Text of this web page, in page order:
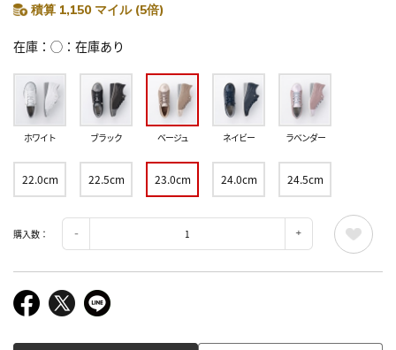
積算 1,150 マイル (5倍)
在庫 ◯：在庫あり
ホワイト ブラック ベージュ ネイビー ラベンダー
22.0cm 22.5cm 23.0cm 24.0cm 24.5cm
購入数：